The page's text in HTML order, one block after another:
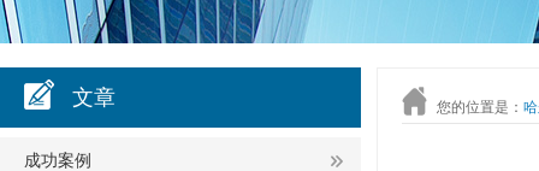
文章
成功案例
您的位置是：